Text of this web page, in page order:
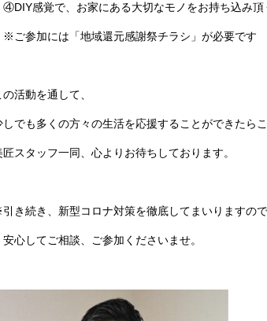
感覚で、お家にある大切なモノをお持ち込み頂
ご参加には「地域還元感謝祭チラシ」が必要です
の活動を通して、
しでも多くの方々の生活を応援することができたら
匠スタッフ一同、心よりお待ちしております。
き続き、新型コロナ対策を徹底してまいりますので
心してご相談、ご参加くださいませ。